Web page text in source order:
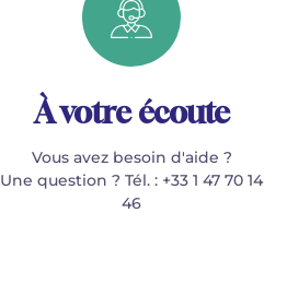
À votre écoute
Vous avez besoin d'aide ?
Une question ? Tél. : +33 1 47 70 14
46